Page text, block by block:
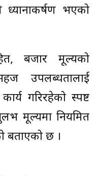
ध्यानाकर्षण भएको
बजार मूल्यको
उपलब्धतालाई
गरिरहेको स्पष्ट
मूल्यमा नियमित
बताएको छ ।